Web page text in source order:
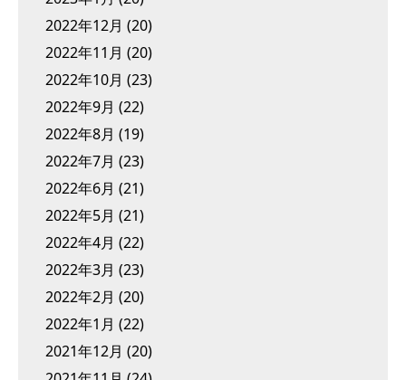
2022年12月 (20)
2022年11月 (20)
2022年10月 (23)
2022年9月 (22)
2022年8月 (19)
2022年7月 (23)
2022年6月 (21)
2022年5月 (21)
2022年4月 (22)
2022年3月 (23)
2022年2月 (20)
2022年1月 (22)
2021年12月 (20)